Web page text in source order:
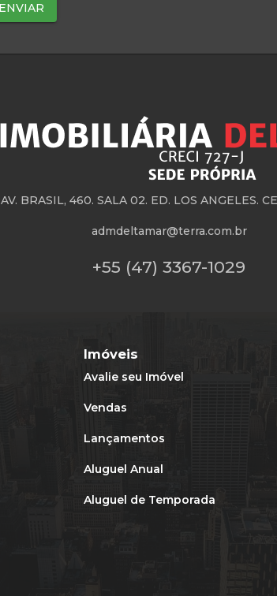
AV. BRASIL, 460. SALA 02. ED. LOS ANGELES.
admdeltamar@terra.com.br
+55 (47) 3367-1029
Imóveis
Avalie seu Imóvel
Vendas
Lançamentos
Aluguel Anual
Aluguel de Temporada